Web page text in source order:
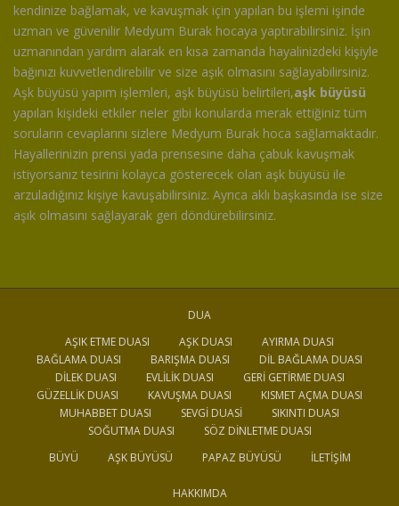
kendinize bağlamak, ve kavuşmak için yapılan bu işlemi işinde
uzman ve güvenilir Medyum Burak hocaya yaptırabilirsiniz. İşin
uzmanından yardım alarak en kısa zamanda hayalinizdeki kişiyle
bağınızı kuvvetlendirebilir ve size aşık olmasını sağlayabilirsiniz.
Aşk büyüsü yapım işlemleri, aşk büyüsü belirtileri,aşk büyüsü
yapılan kişideki etkiler neler gibi konularda merak ettiğiniz tüm
soruların cevaplarını sizlere Medyum Burak hoca sağlamaktadır.
Hayallerinizin prensi yada prensesine daha çabuk kavuşmak
istiyorsanız tesirini kolayca gösterecek olan aşk büyüsü ile
arzuladığınız kişiye kavuşabilirsiniz. Ayrıca aklı başkasında ise size
aşık olmasını sağlayarak geri döndürebilirsiniz.
DUA
AŞIK ETME DUASI
AŞK DUASI
AYIRMA DUASI
BAĞLAMA DUASI
BARIŞMA DUASI
DIL BAĞLAMA DUASI
DILEK DUASI
EVLILIK DUASI
GERI GETIRME DUASI
GÜZELLIK DUASI
KAVUŞMA DUASI
KISMET AÇMA DUASI
MUHABBET DUASI
SEVGI DUASI
SIKINTI DUASI
SOĞUTMA DUASI
SÖZ DINLETME DUASI
BÜYÜ
AŞK BÜYÜSÜ PAPAZ BÜYÜSÜ İLETIŞIM
HAKKIMDA